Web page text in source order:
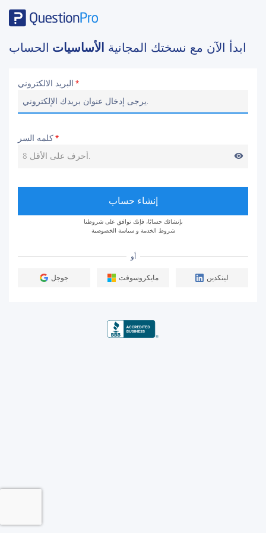
ابدأ الآن مع نسختك المجانية الأساسيات الحساب
البريد الالكتروني *
كلمه السر*
visibility
إنشاء حساب
بإنشائك حسابًا، فإنك توافق على شروطنا
شروط الخدمة وسياسة الخصوصية
أو
جوجل مايكروسوفت لينكدين